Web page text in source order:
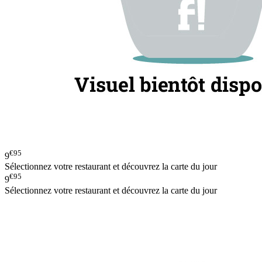
9€95
Sélectionnez votre restaurant et découvrez la carte du jour
9€95
Sélectionnez votre restaurant et découvrez la carte du jour